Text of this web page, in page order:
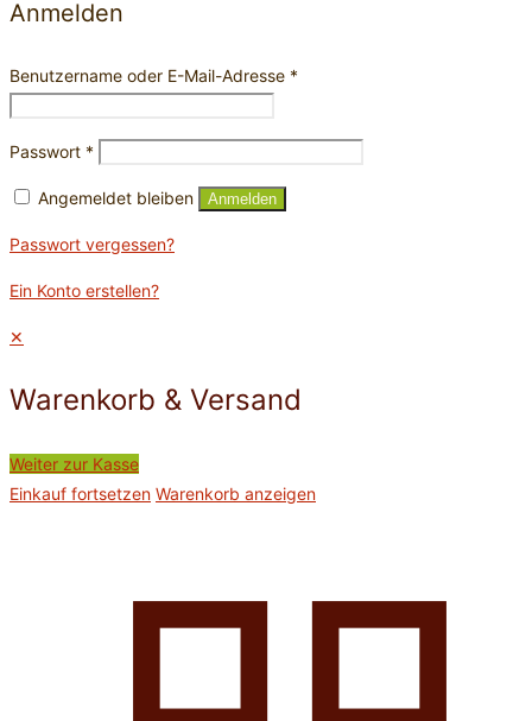
Anmelden
Benutzername oder E-Mail-Adresse *
Passwort *
Angemeldet bleiben Anmelden
Passwort vergessen?
Ein Konto erstellen?
✕
Warenkorb & Versand
Weiter zur Kasse
Einkauf fortsetzen Warenkorb anzeigen